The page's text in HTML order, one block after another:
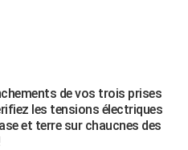
de vos trois prises
les tensions électriques
et terre sur chaucnes des